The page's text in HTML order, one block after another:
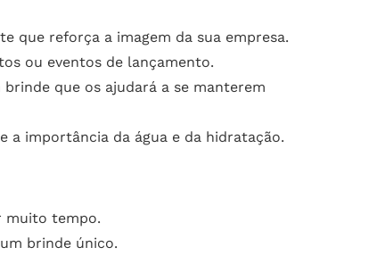
que reforça a imagem da sua empresa.
ou eventos de lançamento.
que os ajudará a se manterem
a importância da água e da hidratação.
muito tempo.
brinde único.